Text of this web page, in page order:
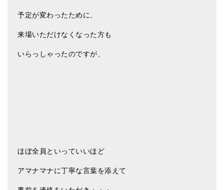
予定が変わったために、
来場いただけなくなった方も
いらっしゃったのですが、
ほぼ全員といっていいほど
アマナマナに丁寧な言葉を添えて